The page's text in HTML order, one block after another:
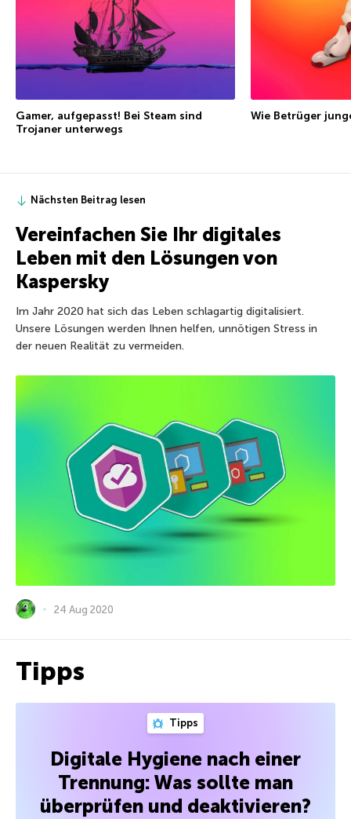
Gamer, aufgepasst! Bei Steam sind
Trojaner unterwegs
Wie Betrüger
Nächsten Beitrag lesen
Vereinfachen Sie Ihr digitales
Leben mit den Lösungen von
Kaspersky
Im Jahr 2020 hat sich das Leben schlagartig digitalisiert.
Unsere Lösungen werden Ihnen helfen, unnötigen Stress in
der neuen Realität zu vermeiden.
24 Aug 2020
Tipps
Tipps
Digitale Hygiene nach einer
Trennung: Was sollte man
überprüfen und deaktivieren?